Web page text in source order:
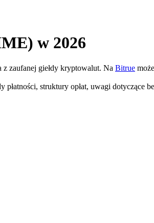
w 2026
zaufanej giełdy kryptowalut. Na Bitrue
struktury opłat, uwagi